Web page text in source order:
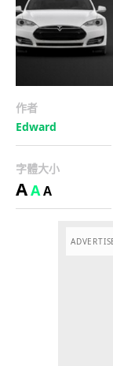
作者
Edward
字體大小
AAA